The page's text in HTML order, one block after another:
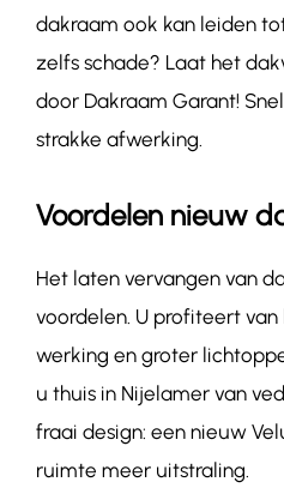
dakraam ook kan leiden
zelfs schade? Laat het
door Dakraam Garant!
strakke afwerking.
Voordelen nieuw
Het laten vervangen van
voordelen. U profiteert
werking en groter
u thuis in Nijelamer van
fraai design: een nieuw
ruimte meer uitstraling.